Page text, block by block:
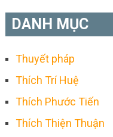
DANH MỤC
Thuyết pháp
Thích Trí Huệ
Thích Phước Tiến
Thích Thiện Thuận